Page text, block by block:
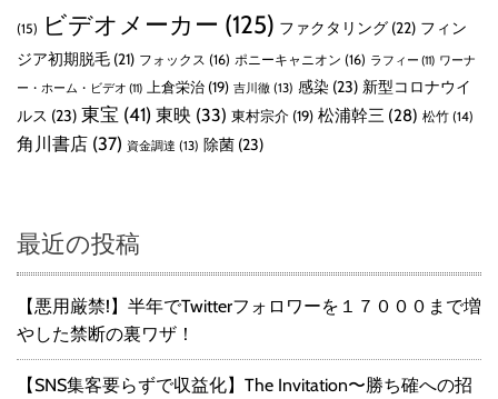
(15) ビデオメーカー (125) ファクタリング (22) フィン
ジア初期脱毛 (21) フォックス (16) ポニーキャニオン (16) ラフィー (11) ワーナ
ー・ホーム・ビデオ (11) 上倉栄治 (19) 吉川徹 (13) 感染 (23) 新型コロナウイ
ルス (23) 東宝 (41) 東映 (33) 東村宗介 (19) 松浦幹三 (28) 松竹 (14)
角川書店 (37) 資金調達 (13) 除菌 (23)
最近の投稿
【悪用厳禁!】半年でTwitterフォロワーを１７０００まで増
やした禁断の裏ワザ！
【SNS集客要らずで収益化】The Invitation〜勝ち確への招